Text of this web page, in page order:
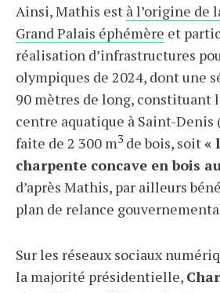
Ainsi, Mathis est à l’origine de
Grand Palais éphémère et
réalisation d’infrastructures
olympiques de 2024, dont une
90 mètres de long, constituant
centre aquatique à Saint-
faite de 2 300 m3de bois, soit«
charpente concave en bois
d’après Mathis, par ailleurs
plan de relance
Sur les réseaux sociaux
la majorité présidentielle,